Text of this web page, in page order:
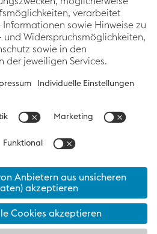
und Karriere. Im
immer die Geschichten der
Projekte sowie
Folgen Sie uns
voestalpine AG